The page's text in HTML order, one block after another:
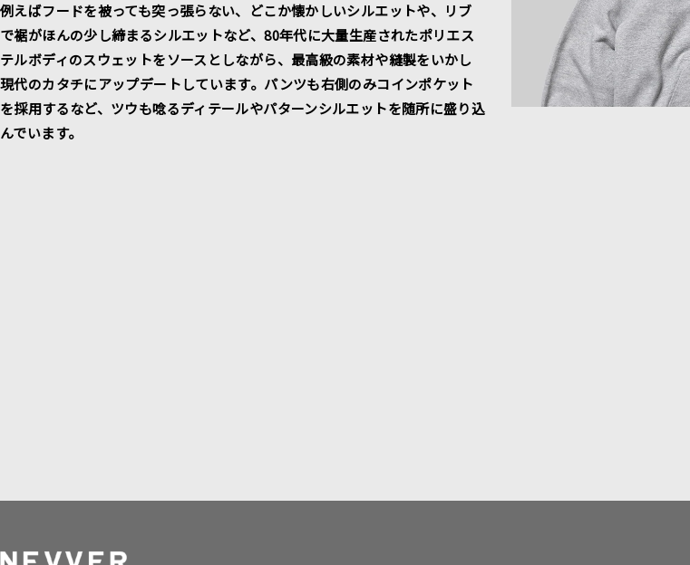
例えばフードを被っても突っ張らない、どこか懐かしいシルエットや、リブ
で裾がほんの少し締まるシルエットなど、80年代に大量生産されたポリエス
テルボディのスウェットをソースとしながら、最高級の素材や縫製をいかし
現代のカタチにアップデートしています。パンツも右側のみコインポケット
を採用するなど、ツウも唸るディテールやパターンシルエットを随所に盛り込
んでいます。